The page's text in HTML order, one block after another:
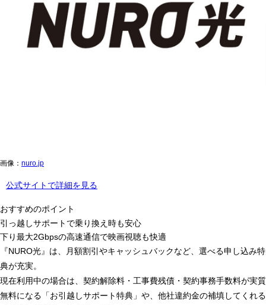
画像： nuro.jp
公式サイトで詳細を見る
おすすめのポイント
引っ越しサポートで乗り換え時も安心
下り最大2Gbpsの高速通信で映画視聴も快適
『NURO光』は、月額割引やキャッシュバックなど、選べる申し込み特
典が充実。
現在利用中の場合は、 契約解除料・工事費残債・契約事務手数料が実質
無料になる「お引越しサポート特典」や、他社違約金の補填してくれる